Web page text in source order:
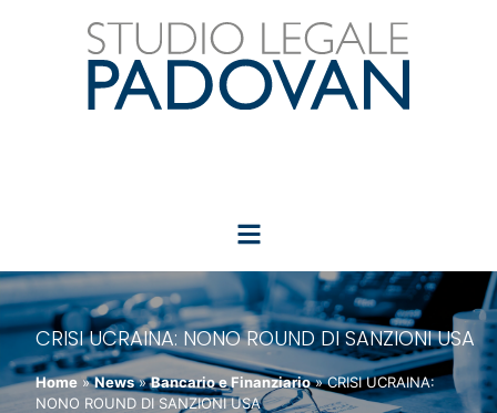
CRISI UCRAINA: NONO ROUND DI SANZIONI USA
Home » News » Bancario e Finanziario » CRISI UCRAINA:
NONO ROUND DI SANZIONI USA